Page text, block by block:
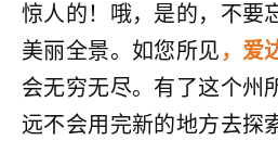
惊人的！哦，是的，不要
美丽全景。如您所见 ，爱
会无穷无尽。有了这个州
远不会用完新的地方去探